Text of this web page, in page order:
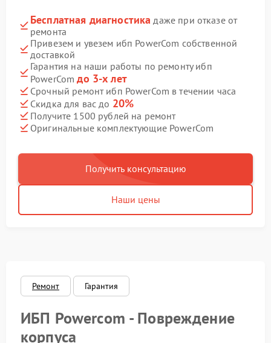
Бесплатная диагностика даже при отказе от
ремонта
Привезем и увезем ибп PowerCom собственной
доставкой
Гарантия на наши работы по ремонту ибп
PowerComдо 3-х лет
Срочный ремонт ибп PowerCom в течении часа
Скидка для вас до 20%
Получите 1500 рублей на ремонт
Оригинальные комплектующие PowerCom
Получить консультацию
Наши цены
Ремонт Гарантия
ИБП Powercom - Повреждение
корпуса